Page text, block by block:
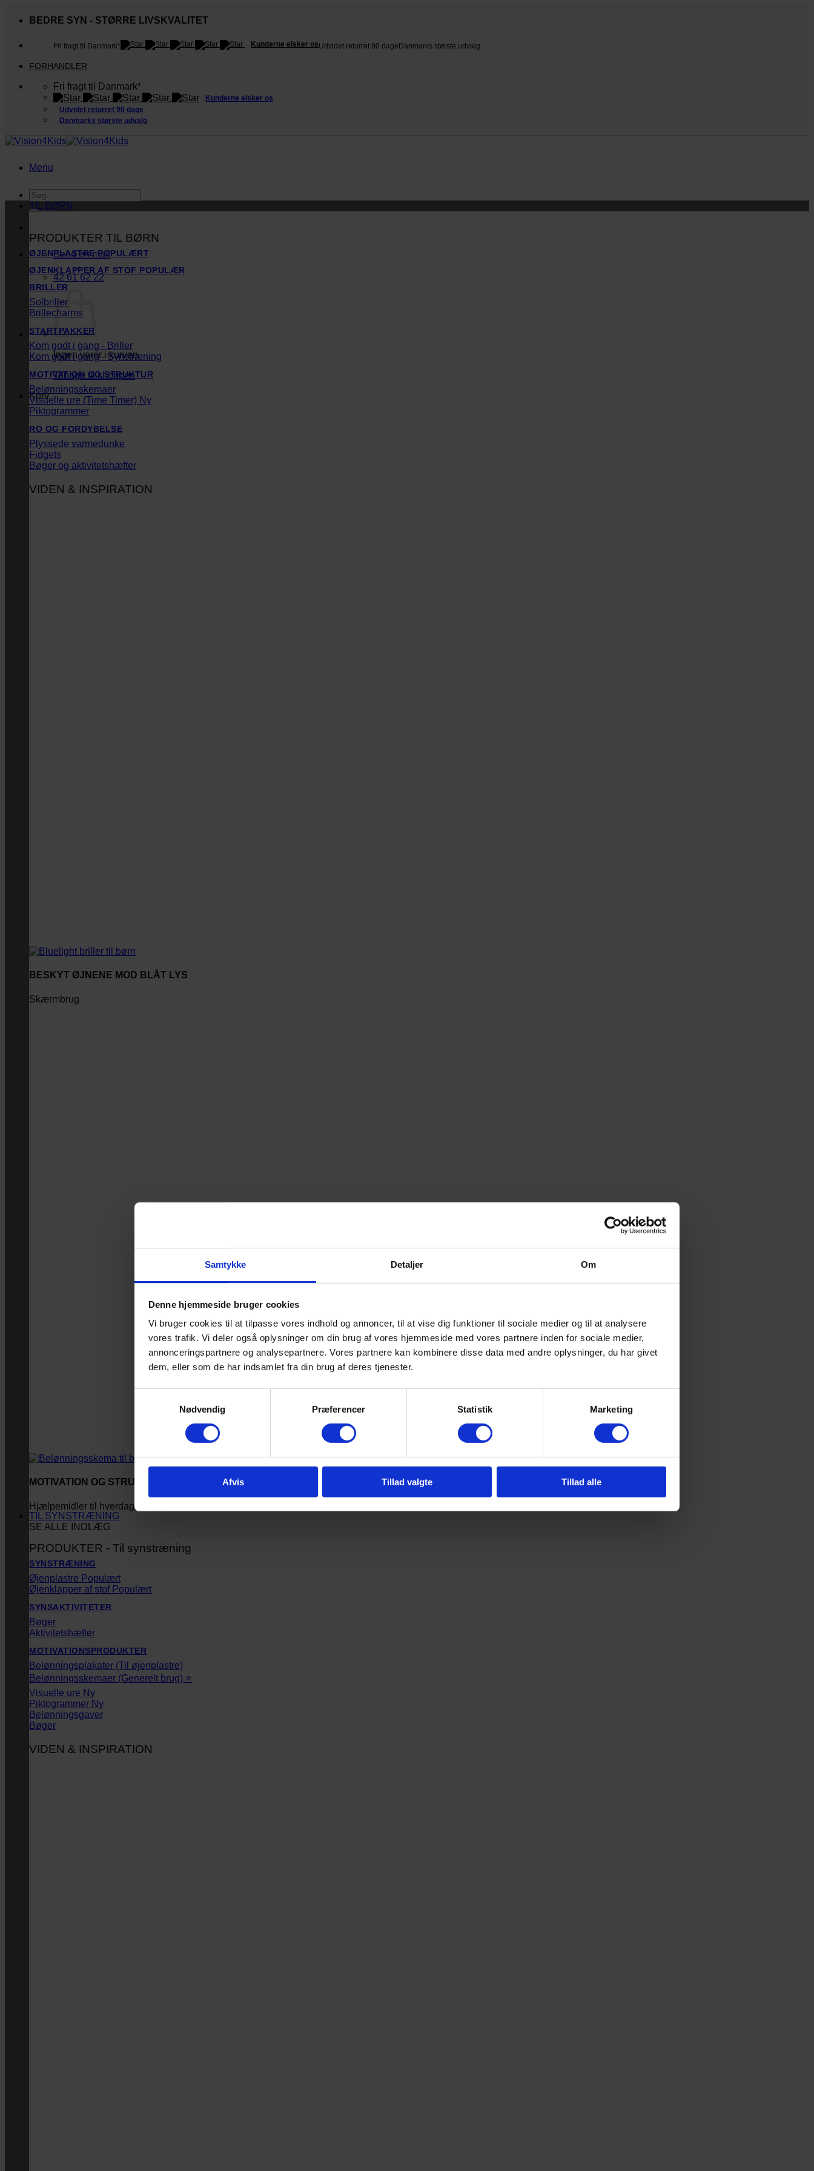
Samtykke Detaljer Om
Denne hjemmeside bruger cookies
Vi bruger cookies til at tilpasse vores indhold og annoncer, til at vise dig funktioner til sociale medier og til at analysere
vores trafik. Vi deler også oplysninger om din brug af vores hjemmeside med vores partnere inden for sociale medier,
annonceringspartnere og analysepartnere. Vores partnere kan kombinere disse data med andre oplysninger, du har givet
dem, eller som de har indsamlet fra din brug af deres tjenester.
Nødvendig
Præferencer Statistik Marketing
Afvis Tillad valgte Tillad alle
BEDRE SYN - STØRRE LIVSKVALITET
Fri fragt til Danmark* Kunderne elsker osUdvidet returret 90 dage Danmarks største udvalg
FORHANDLER
Fri fragt til Danmark*
Kunderne elsker os
Udvidet returret 90 dage
Danmarks største udvalg
Menu
Søg
efter:
Send en mail
42 61 62 22
Ingen varer i kurven.
Tilbage til shoppen
Kurv
TIL BØRN
PRODUKTER TIL BØRN
ØJENPLASTRE
ØJENKLAPPER AF STOF
BRILLER
Solbriller
Brillecharms
STARTPAKKER
Kom godt i gang - Briller
Kom godt i gang - Synstræning
MOTIVATION OG STRUKTUR
Belønningsskemaer
Visuelle ure (Time Timer)
Piktogrammer
RO OG FORDYBELSE
Plyssede varmedunke
Fidgets
Bøger og aktivitetshæfter
VIDEN & INSPIRATION
BESKYT ØJNENE MOD BLÅT LYS
Skærmbrug
MOTIVATION OG STRUKTUR
Hjælpemidler til hverdagen
SE ALLE INDLÆG
TIL SYNSTRÆNING
PRODUKTER - Til synstræning
SYNSTRÆNING
Øjenplastre
Øjenklapper af stof
SYNSAKTIVITETER
Bøger
Aktivitetshæfter
MOTIVATIONSPRODUKTER
Belønningsplakater (Til øjenplastre)
Belønningsskemaer (Generelt brug) ⭐
Visuelle ure
Piktogrammer
Belønningsgaver
Bøger
VIDEN & INSPIRATION